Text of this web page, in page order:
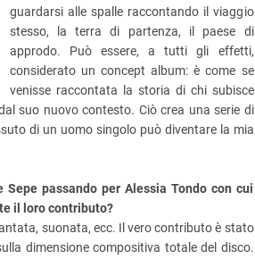
guardarsi alle spalle raccontando il viaggio
stesso, la terra di partenza, il paese di
approdo. Può essere, a tutti gli effetti,
considerato un concept album: è come se
venisse raccontata la storia di chi subisce
suo nuovo contesto. Ciò crea una serie di
di un uomo singolo può diventare la mia
passando per Alessia Tondo con cui
il loro contributo?
suonata, ecc. Il vero contributo è stato
dimensione compositiva totale del disco.